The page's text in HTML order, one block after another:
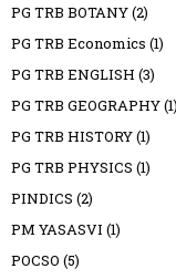
PG TRB BOTANY(2)
PG TRB Economics (1)
PG TRB ENGLISH (3)
PG TRB GEOGRAPHY(1)
PG TRB HISTORY(1)
PG TRB PHYSICS (1)
PINDICS (2)
PM YASASVI (1)
POCSO (5)